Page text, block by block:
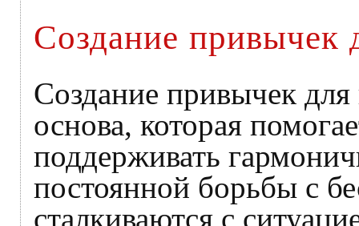
Создание привычек
Создание привычек
основа, которая
поддерживать
постоянной борьбы с
сталкиваются с